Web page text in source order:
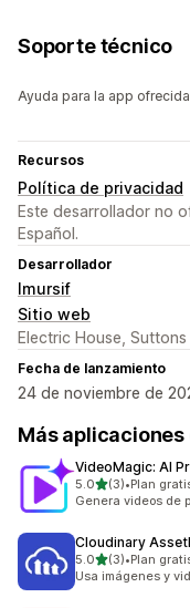
Soporte técnico
Ayuda para la app
Recursos
Política de privacidad
Este desarrollador no
Español.
Desarrollador
Imursif
Sitio web
Electric House, Suttons
Fecha de lanzamiento
24 de noviembre de
Más
VideoMagic: AI
5.0de 5 estrellas
(3)
3 reseñas en total
•Plan
Genera videos de
Cloudinary
5.0de 5 estrellas
(3)
3 reseñas en total
•Plan
Usa imágenes y